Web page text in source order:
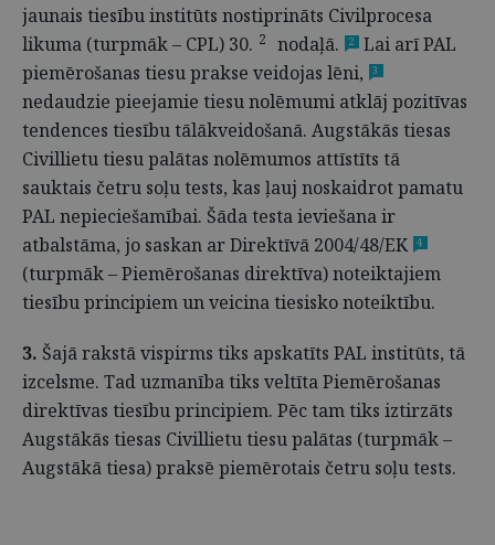
jaunais tiesību institūts nostiprināts Civilprocesa
likuma (turpmāk – CPL) 30. 2 nodaļā. 2
Lai arī PAL
piemērošanas tiesu prakse veidojas lēni,
3
nedaudzie pieejamie tiesu nolēmumi atklāj pozitīvas
tendences tiesību tālākveidošanā. Augstākās tiesas
Civillietu tiesu palātas nolēmumos attīstīts tā
sauktais četru soļu tests, kas ļauj noskaidrot pamatu
PAL nepieciešamībai. Šāda testa ieviešana ir
atbalstāma, jo saskan ar Direktīvā 2004/48/EK
4
(turpmāk – Piemērošanas direktīva) noteiktajiem
tiesību principiem un veicina tiesisko noteiktību.
3. Šajā rakstā vispirms tiks apskatīts PAL institūts, tā
izcelsme. Tad uzmanība tiks veltīta Piemērošanas
direktīvas tiesību principiem. Pēc tam tiks iztirzāts
Augstākās tiesas Civillietu tiesu palātas (turpmāk –
Augstākā tiesa) praksē piemērotais četru soļu tests.